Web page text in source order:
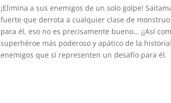
¡Elimina a sus enemigos de un solo golpe!
fuerte que derrota a cualquier clase de
para él, eso no es precisamente bueno… ¡¡Así
superhéroe más poderoso y apático de la
enemigos que sí representen un desafío para él.